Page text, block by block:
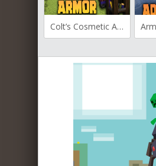
Colt’s Cosmetic Armor для Майнкрафт [1.18.2, 1.16.5]